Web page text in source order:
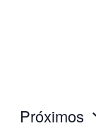
Próximos